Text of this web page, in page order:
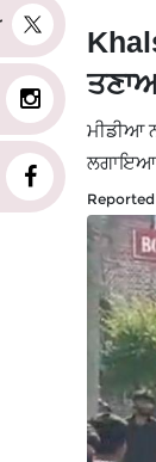
ਮੀਡੀਆ
ਲਗਾਇਆ